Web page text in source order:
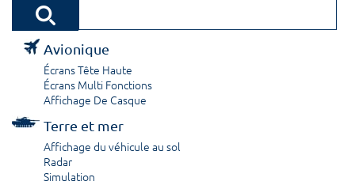
Avionique
Écrans Tête Haute
Écrans Multi Fonctions
Affichage De Casque
Terre et mer
Affichage du véhicule au sol
Radar
Simulation